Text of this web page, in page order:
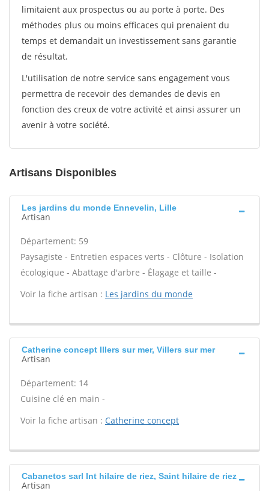
limitaient aux prospectus ou au porte à porte. Des
méthodes plus ou moins efficaces qui prenaient du
temps et demandait un investissement sans garantie
de résultat.
L'utilisation de notre service sans engagement vous
permettra de recevoir des demandes de devis en
fonction des creux de votre activité et ainsi assurer un
avenir à votre société.
Artisans Disponibles
Les jardins du monde Ennevelin, Lille
Artisan
Département: 59
Paysagiste - Entretien espaces verts - Clôture - Isolation
écologique - Abattage d'arbre - Élagage et taille -
Voir la fiche artisan : Les jardins du monde
Catherine concept Illers sur mer, Villers sur mer
Artisan
Département: 14
Cuisine clé en main -
Voir la fiche artisan : Catherine concept
Cabanetos sarl Int hilaire de riez, Saint hilaire de riez
Artisan